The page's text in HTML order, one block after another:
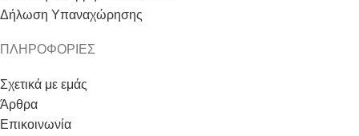
Δήλωση Υπαναχώρησης
ΠΛΗΡΟΦΟΡΙΕΣ
Σχετικά με εμάς
Άρθρα
Επικοινωνία